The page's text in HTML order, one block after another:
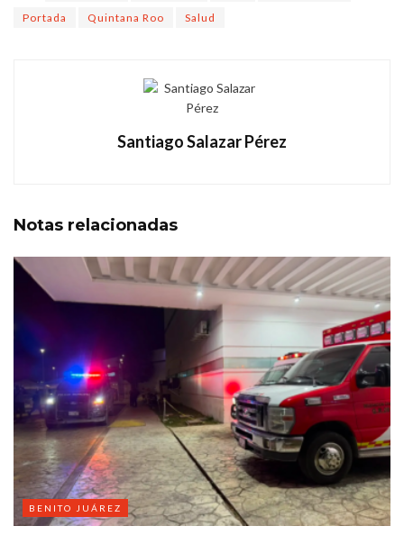
Portada
Quintana Roo Salud
Santiago Salazar Pérez
Notas relacionadas
BENITO JUÁREZ